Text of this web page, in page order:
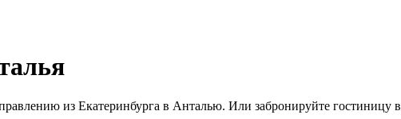
из Екатеринбурга в Анталью. Или забронируйте гостиницу в